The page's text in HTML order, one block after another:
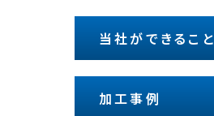
当社ができること
加工事例